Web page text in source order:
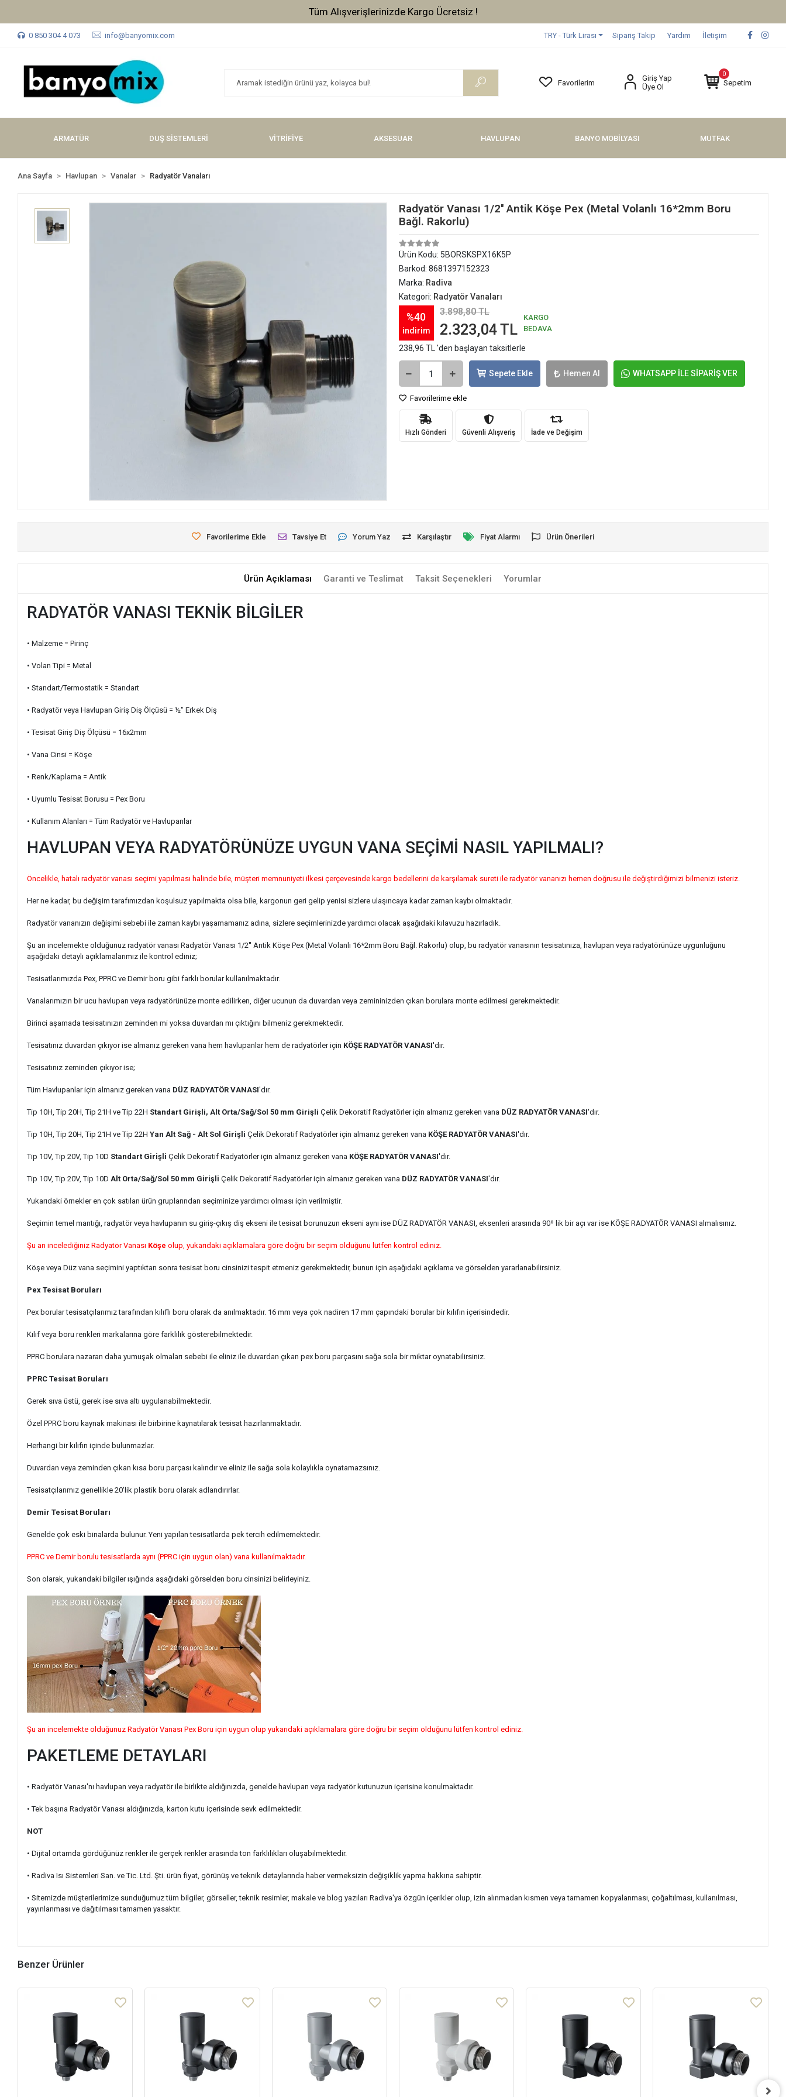
Tüm Alışverişlerinizde Vade Farksız 3 Taksit !
0 850 304 4 073 info@banyomix.com TRY - Türk Lirası Sipariş Takip Yardım İletişim
Favorilerim
Giriş Yap
Üye Ol
0
Sepetim
ARMATÜR DUŞ SİSTEMLERİ VİTRİFİYE AKSESUAR HAVLUPAN BANYO MOBİLYASI MUTFAK
Ana Sayfa Havlupan Vanalar Radyatör Vanaları
Radyatör Vanası 1/2'' Antik Köşe Pex (Metal Volanlı 16*2mm Boru
Bağl. Rakorlu)
Ürün Kodu: 5BORSKSPX16K5P
Barkod: 8681397152323
Marka: Radiva
Kategori: Radyatör Vanaları
%40
indirim
3.898,80 TL
2.323,04 TL
KARGO
BEDAVA
238,96 TL 'den başlayan taksitlerle
Sepete Ekle Hemen Al WHATSAPP İLE SİPARİŞ VER
Favorilerime ekle
Hızlı Gönderi Güvenli Alışveriş İade ve Değişim
Favorilerime Ekle Tavsiye Et Yorum Yaz Karşılaştır Fiyat Alarmı Ürün Önerileri
Ürün Açıklaması Garanti ve Teslimat Taksit Seçenekleri Yorumlar
RADYATÖR VANASI TEKNİK BİLGİLER
• Malzeme = Pirinç
• Volan Tipi = Metal
• Standart/Termostatik = Standart
• Radyatör veya Havlupan Giriş Diş Ölçüsü = ½" Erkek Diş
• Tesisat Giriş Diş Ölçüsü = 16x2mm
• Vana Cinsi = Köşe
• Renk/Kaplama = Antik
• Uyumlu Tesisat Borusu = Pex Boru
• Kullanım Alanları = Tüm Radyatör ve Havlupanlar
HAVLUPAN VEYA RADYATÖRÜNÜZE UYGUN VANA SEÇİMİ NASIL YAPILMALI?
Öncelikle, hatalı radyatör vanası seçimi yapılması halinde bile, müşteri memnuniyeti ilkesi çerçevesinde kargo bedellerini de karşılamak sureti ile radyatör vananızı hemen doğrusu ile değiştirdiğimizi bilmenizi isteriz.
Her ne kadar, bu değişim tarafımızdan koşulsuz yapılmakta olsa bile, kargonun geri gelip yenisi sizlere ulaşıncaya kadar zaman kaybı olmaktadır.
Radyatör vananızın değişimi sebebi ile zaman kaybı yaşamamanız adına, sizlere seçimlerinizde yardımcı olacak aşağıdaki kılavuzu hazırladık.
Şu an incelemekte olduğunuz radyatör vanası Radyatör Vanası 1/2'' Antik Köşe Pex (Metal Volanlı 16*2mm Boru Bağl. Rakorlu) olup, bu radyatör vanasının tesisatınıza, havlupan veya radyatörünüze uygunluğunu
aşağıdaki detaylı açıklamalarımız ile kontrol ediniz;
Tesisatlarımızda Pex, PPRC ve Demir boru gibi farklı borular kullanılmaktadır.
Vanalarımızın bir ucu havlupan veya radyatörünüze monte edilirken, diğer ucunun da duvardan veya zemininizden çıkan borulara monte edilmesi gerekmektedir.
Birinci aşamada tesisatınızın zeminden mi yoksa duvardan mı çıktığını bilmeniz gerekmektedir.
Tesisatınız duvardan çıkıyor ise almanız gereken vana hem havlupanlar hem de radyatörler için KÖŞE RADYATÖR VANASI'dır.
Tesisatınız zeminden çıkıyor ise;
Tüm Havlupanlar için almanız gereken vana DÜZ RADYATÖR VANASI'dır.
Tip 10H, Tip 20H, Tip 21H ve Tip 22H Standart Girişli, Alt Orta/Sağ/Sol 50 mm Girişli Çelik Dekoratif Radyatörler için almanız gereken vana DÜZ RADYATÖR VANASI'dır.
Tip 10H, Tip 20H, Tip 21H ve Tip 22HYan Alt Sağ - Alt Sol Girişli Çelik Dekoratif Radyatörler için almanız gereken vana KÖŞE RADYATÖR VANASI'dır.
Tip 10V, Tip 20V, Tip 10D Standart Girişli Çelik Dekoratif Radyatörler için almanız gereken vana KÖŞE RADYATÖR VANASI'dır.
Tip 10V, Tip 20V, Tip 10D Alt Orta/Sağ/Sol 50 mm Girişli Çelik Dekoratif Radyatörler için almanız gereken vana DÜZ RADYATÖR VANASI'dır.
Yukarıdaki örnekler en çok satılan ürün gruplarından seçiminize yardımcı olması için verilmiştir.
Seçimin temel mantığı, radyatör veya havlupanın su giriş-çıkış diş ekseni ile tesisat borunuzun ekseni aynı ise DÜZ RADYATÖR VANASI, eksenleri arasında 90º lik bir açı var ise KÖŞE RADYATÖR VANASI almalısınız.
Şu an incelediğiniz Radyatör Vanası Köşe olup, yukarıdaki açıklamalara göre doğru bir seçim olduğunu lütfen kontrol ediniz.
Köşe veya Düz vana seçimini yaptıktan sonra tesisat boru cinsinizi tespit etmeniz gerekmektedir, bunun için aşağıdaki açıklama ve görselden yararlanabilirsiniz.
Pex Tesisat Boruları
Pex borular tesisatçılarımız tarafından kılıflı boru olarak da anılmaktadır. 16 mm veya çok nadiren 17 mm çapındaki borular bir kılıfın içerisindedir.
Kılıf veya boru renkleri markalarına göre farklılık gösterebilmektedir.
PPRC borulara nazaran daha yumuşak olmaları sebebi ile eliniz ile duvardan çıkan pex boru parçasını sağa sola bir miktar oynatabilirsiniz.
PPRC Tesisat Boruları
Gerek sıva üstü, gerek ise sıva altı uygulanabilmektedir.
Özel PPRC boru kaynak makinası ile birbirine kaynatılarak tesisat hazırlanmaktadır.
Herhangi bir kılıfın içinde bulunmazlar.
Duvardan veya zeminden çıkan kısa boru parçası kalındır ve eliniz ile sağa sola kolaylıkla oynatamazsınız.
Tesisatçılarımız genellikle 20'lik plastik boru olarak adlandırırlar.
Demir Tesisat Boruları
Genelde çok eski binalarda bulunur. Yeni yapılan tesisatlarda pek tercih edilmemektedir.
PPRC ve Demir borulu tesisatlarda aynı (PPRC için uygun olan) vana kullanılmaktadır.
Son olarak, yukarıdaki bilgiler ışığında aşağıdaki görselden boru cinsinizi belirleyiniz.
Şu an incelemekte olduğunuz Radyatör Vanası Pex Boru için uygun olup yukarıdaki açıklamalara göre doğru bir seçim olduğunu lütfen kontrol ediniz.
PAKETLEME DETAYLARI
• Radyatör Vanası'nı havlupan veya radyatör ile birlikte aldığınızda, genelde havlupan veya radyatör kutunuzun içerisine konulmaktadır.
• Tek başına Radyatör Vanası aldığınızda, karton kutu içerisinde sevk edilmektedir.
NOT
• Dijital ortamda gördüğünüz renkler ile gerçek renkler arasında ton farklılıkları oluşabilmektedir.
• Radiva Isı Sistemleri San. ve Tic. Ltd. Şti. ürün fiyat, görünüş ve teknik detaylarında haber vermeksizin değişiklik yapma hakkına sahiptir.
• Sitemizde müşterilerimize sunduğumuz tüm bilgiler, görseller, teknik resimler, makale ve blog yazıları Radiva'ya özgün içerikler olup, izin alınmadan kısmen veya tamamen kopyalanması, çoğaltılması, kullanılması,
yayınlanması ve dağıtılması tamamen yasaktır.
Benzer Ürünler